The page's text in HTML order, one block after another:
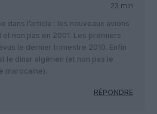
23 min
dans l’article : les nouveaux avions
et non pas en 2001. Les premiers
le dernier trimestre 2010. Enfin
le dinar algérien (et non pas le
marocaine).
RÉPONDRE